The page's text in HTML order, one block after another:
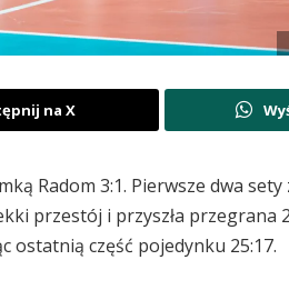
na X
Radom 3:1. Pierwsze dwa
przestój i przyszła przegrana
ostatnią część pojedynku 25:17.